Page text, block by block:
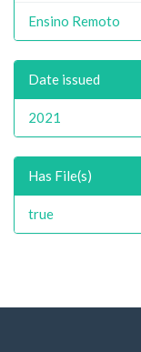
Ensino Remoto
Date issued
2021
Has File(s)
true